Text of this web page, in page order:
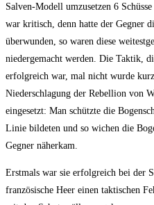
Salven-Modell umzusetzen 6
war kritisch, denn hatte der Gegner
überwunden, so waren diese
niedergemacht werden. Die Taktik,
erfolgreich war, mal nicht wurde
Niederschlagung der Rebellion von
eingesetzt: Man schützte die
Linie bildeten und so wichen die
Gegner näherkam.
Erstmals war sie erfolgreich bei der
französische Heer einen taktischen